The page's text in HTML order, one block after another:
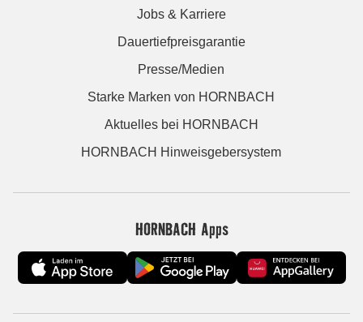
Jobs & Karriere
Dauertiefpreisgarantie
Presse/Medien
Starke Marken von HORNBACH
Aktuelles bei HORNBACH
HORNBACH Hinweisgebersystem
HORNBACH Apps